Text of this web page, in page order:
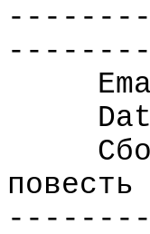
повесть